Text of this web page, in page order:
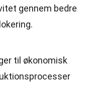
gennem bedre
til økonomisk